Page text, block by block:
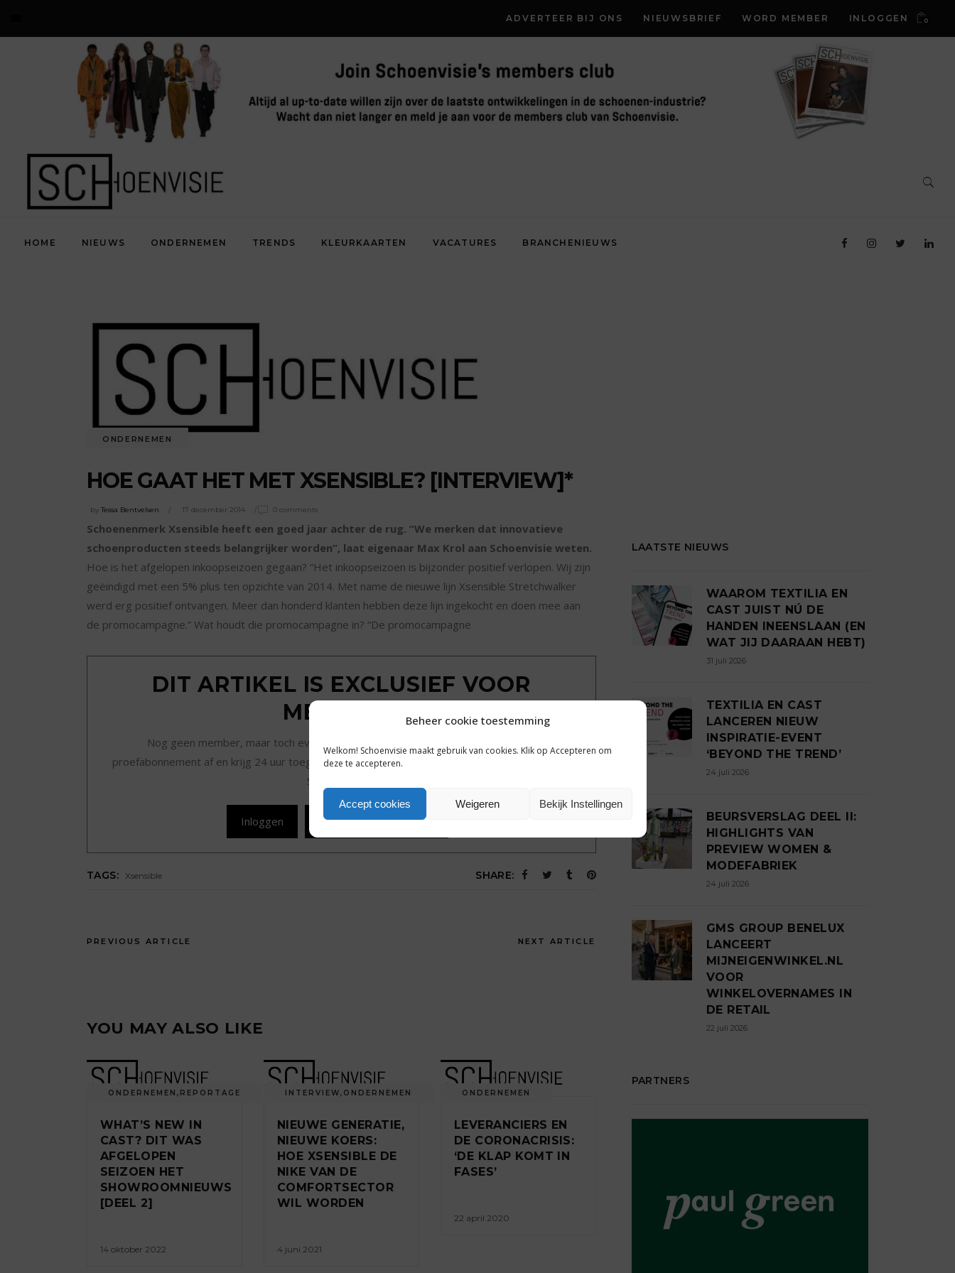
Beheer cookie toestemming
Welkom! Schoenvisie maakt gebruik van cookies. Klik op Accepteren om
deze te accepteren.
Accept cookies Weigeren Bekijk Instellingen
ADVERTEER BIJ ONS NIEUWSBRIEF WORD MEMBER INLOGGEN 0
HOME NIEUWS ONDERNEMEN TRENDS KLEURKAARTEN VACATURES BRANCHENIEUWS
ONDERNEMEN
HOE GAAT HET MET XSENSIBLE? [INTERVIEW]*
by Tessa Bentvelsen 17 december 2014 0 comments
Schoenenmerk Xsensible heeft een goed jaar achter de rug. “We merken dat innovatieve
schoenproducten steeds belangrijker worden”, laat eigenaar Max Krol aan Schoenvisie weten.
Hoe is het afgelopen inkoopseizoen gegaan? “Het inkoopseizoen is bijzonder positief verlopen. Wij zijn
geëindigd met een 5% plus ten opzichte van 2014. Met name de nieuwe lijn Xsensible Stretchwalker
werd erg positief ontvangen. Meer dan honderd klanten hebben deze lijn ingekocht en doen mee aan
de promocampagne.” Wat houdt die promocampagne in? “De promocampagne
DIT ARTIKEL IS EXCLUSIEF VOOR
MEMBERS
Nog geen member, maar toch even rondkijken achter de poort? Sluit een gratis
proefabonnement af en krijg 24 uur toegang tot alle plusartikelen en het complete archief van
Schoenvisie.nl.
Inloggen Een dag gratis toegang
TAGS: Xsensible SHARE:
PREVIOUS ARTICLE NEXT ARTICLE
YOU MAY ALSO LIKE
ONDERNEMEN , REPORTAGE
WHAT’S NEW IN
CAST? DIT WAS
AFGELOPEN
SEIZOEN HET
SHOWROOMNIEUWS
[DEEL 2]
14 oktober 2022
INTERVIEW, ONDERNEMEN
NIEUWE GENERATIE,
NIEUWE KOERS:
HOE XSENSIBLE DE
NIKE VAN DE
COMFORTSECTOR
WIL WORDEN
4 juni 2021
ONDERNEMEN
LEVERANCIERS EN
DE CORONACRISIS:
‘DE KLAP KOMT IN
FASES’
22 april 2020
LAATSTE NIEUWS
WAAROM TEXTILIA EN
CAST JUIST NÚ DE
HANDEN INEENSLAAN (EN
WAT JIJ DAARAAN HEBT)
31 juli 2026
TEXTILIA EN CAST
LANCEREN NIEUW
INSPIRATIE-EVENT
‘BEYOND THE TREND’
24 juli 2026
BEURSVERSLAG DEEL II:
HIGHLIGHTS VAN
PREVIEW WOMEN &
MODEFABRIEK
24 juli 2026
GMS GROUP BENELUX
LANCEERT
MIJNEIGENWINKEL.NL
VOOR
WINKELOVERNAMES IN
DE RETAIL
22 juli 2026
PARTNERS